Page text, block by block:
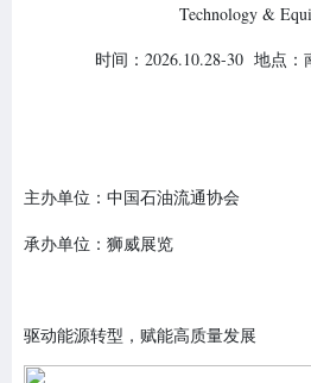
Technology &
时间：2026.10.28-30 地点
主办单位：中国石油流通协会
承办单位：狮威展览
驱动能源转型，赋能高质量发展